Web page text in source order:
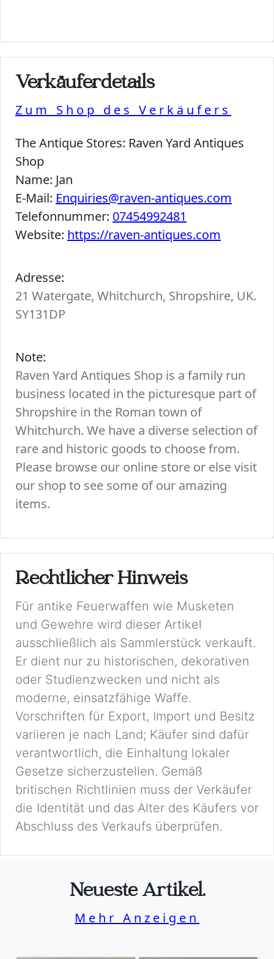
Verkäuferdetails
Zum Shop des Verkäufers
The Antique Stores: Raven Yard Antiques
Shop
Name: Jan
E-Mail: Enquiries@raven-antiques.com
Telefonnummer: 07454992481
Website: https://raven-antiques.com
Adresse:
21 Watergate, Whitchurch, Shropshire, UK.
SY131DP
Note:
Raven Yard Antiques Shop is a family run
business located in the picturesque part of
Shropshire in the Roman town of
Whitchurch. We have a diverse selection of
rare and historic goods to choose from.
Please browse our online store or else visit
our shop to see some of our amazing
items.
Rechtlicher Hinweis
Für antike Feuerwaffen wie Musketen
und Gewehre wird dieser Artikel
ausschließlich als Sammlerstück verkauft.
Er dient nur zu historischen, dekorativen
oder Studienzwecken und nicht als
moderne, einsatzfähige Waffe.
Vorschriften für Export, Import und Besitz
variieren je nach Land; Käufer sind dafür
verantwortlich, die Einhaltung lokaler
Gesetze sicherzustellen. Gemäß
britischen Richtlinien muss der Verkäufer
die Identität und das Alter des Käufers vor
Abschluss des Verkaufs überprüfen.
Neueste Artikel.
Mehr Anzeigen